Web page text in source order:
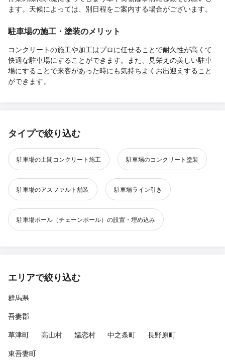
ます。天候によっては、別日程をご案内する場合がございます。
駐車場の施工・塗装のメリット
コンクリートの施工や加工はプロに任せることで耐久性が高くて
快適な駐車場にすることができます。また、見栄えの美しい駐車
場にすることで来客があった時にも気持ちよくお出迎えすること
ができます。
タイプで絞り込む
駐車場の土間コンクリート施工 駐車場のコンクリート塗装
駐車場のアスファルト舗装 駐車場ライン引き
駐車場ポール（チェーンポール）の設置・埋め込み
エリアで絞り込む
群馬県
吾妻郡
草津町
高山村 嬬恋村 中之条町
長野原町
東吾妻町